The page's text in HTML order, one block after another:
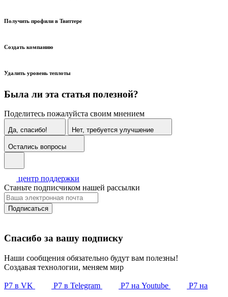
Получить профили в Твиттере
Создать компанию
Удалить уровень теплоты
Была ли эта статья полезной?
Поделитесь пожалуйста своим мнением
Да, спасибо! Нет, требуется улучшение
Остались вопросы
центр поддержки
Станьте подписчиком нашей рассылки
Подписаться
Спасибо за вашу подписку
Наши сообщения обязательно будут вам полезны!
Создавая технологии, меняем мир
Р7 в VK Р7 в Telegram Р7 на Youtube Р7 на